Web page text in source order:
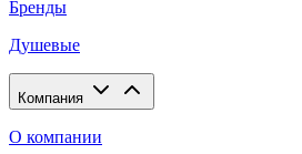
Бренды
Душевые
Компания
О компании